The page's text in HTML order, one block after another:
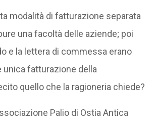
modalità di fatturazione separata
una facoltà delle aziende; poi
e la lettera di commessa erano
fatturazione della
quello che la ragioneria chiede?
Palio di Ostia Antica